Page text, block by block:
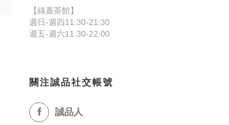
【綠蓋茶館】
週日-週四11:30-21:30
週五-週六11:30-22:00
關注誠品社交帳號
誠品人